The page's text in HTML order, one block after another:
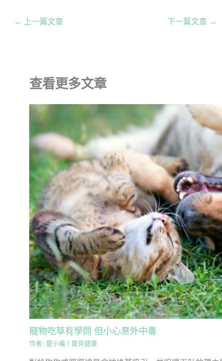
← 上一篇文章 下一篇文章 →
查看更多文章
寵物吃草有學問 但小心意外中毒
作者: 寵小編 / 寶貝健康